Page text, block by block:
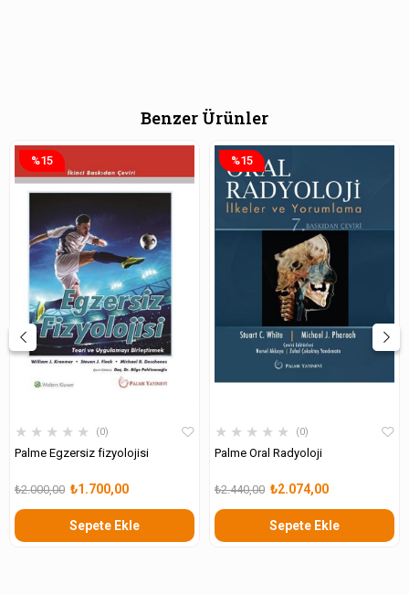
Benzer Ürünler
★ ★ ★ ★ ★ 0
Palme Egzersiz fizyolojisi
₺1.700,00
₺2.000,00
Sepete Ekle
%15
★ ★ ★ ★ ★ 0
Palme Oral Radyoloji
₺2.074,00
₺2.440,00
Sepete Ekle
%15